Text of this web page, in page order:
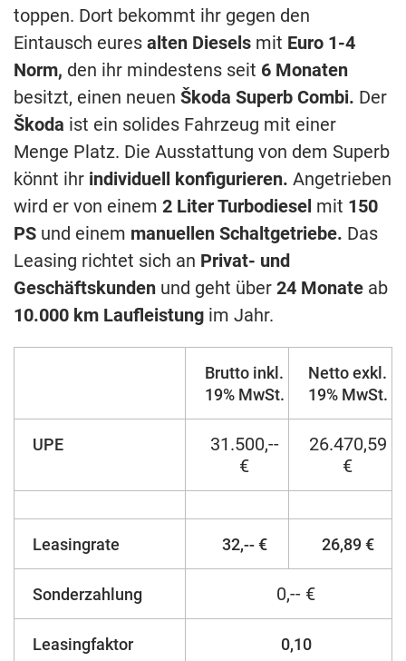
toppen. Dort bekommt ihr gegen den
Eintausch eures alten Diesels mit Euro 1-4
Norm, den ihr mindestens seit 6 Monaten
besitzt, einen neuen Škoda Superb Combi. Der
Škoda ist ein solides Fahrzeug mit einer
Menge Platz. Die Ausstattung von dem Superb
könnt ihr individuell konfigurieren. Angetrieben
wird er von einem 2 Liter Turbodiesel mit 150
PS und einem manuellen Schaltgetriebe. Das
Leasing richtet sich an Privat- und
Geschäftskunden und geht über 24 Monate ab
10.000 km Laufleistung im Jahr.
Brutto inkl.
19% MwSt.
Netto exkl.
19% MwSt.
UPE
31.500,--
€
26.470,59
€
Leasingrate 32,-- € 26,89 €
Sonderzahlung 0,-- €
Leasingfaktor 0,10